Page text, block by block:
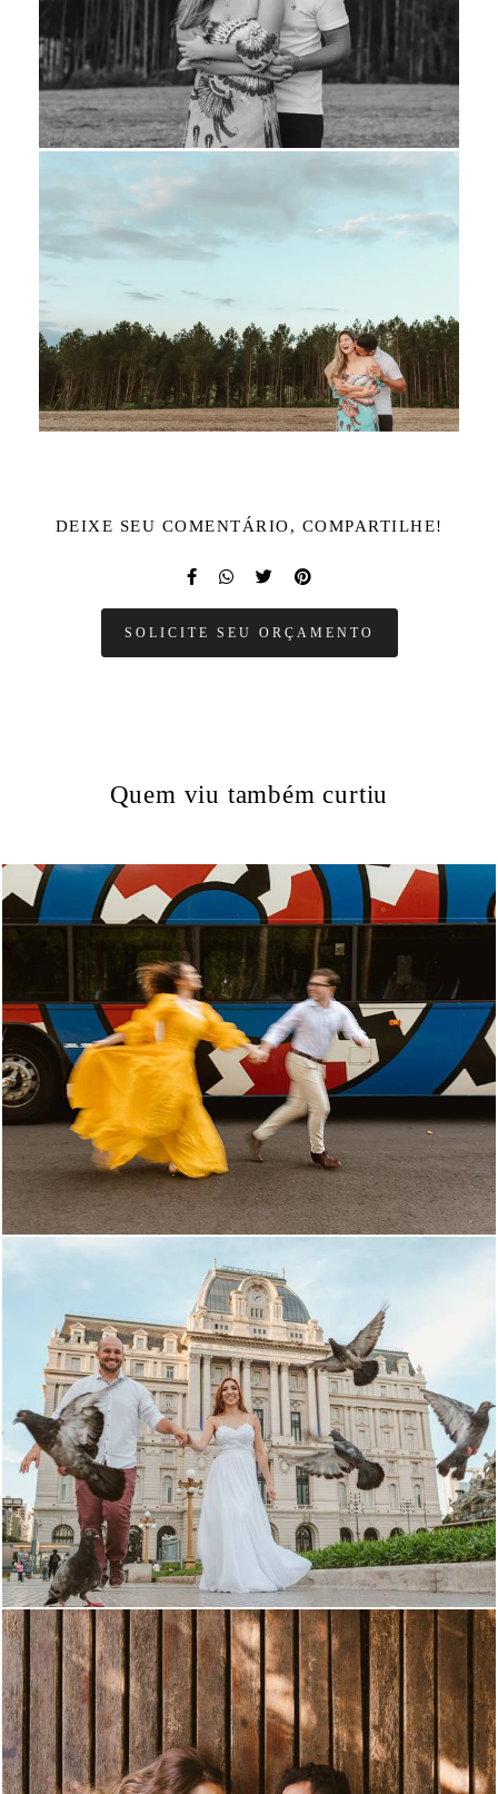
DEIXE SEU COMENTÁRIO, COMPARTILHE!
SOLICITE SEU ORÇAMENTO
Quem viu também curtiu
17
2720 80